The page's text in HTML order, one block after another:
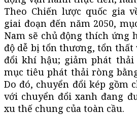
Theo Chiến lược quốc gia
giai đoạn đến năm 2050,
Nam sẽ chủ động thích ứng
độ dễ bị tổn thương, tổn
đổi khí hậu; giảm phát
mục tiêu phát thải ròng
Do đó, chuyển đổi kép gồm
với chuyển đổi xanh đang
xu thế chung của toàn cầu.